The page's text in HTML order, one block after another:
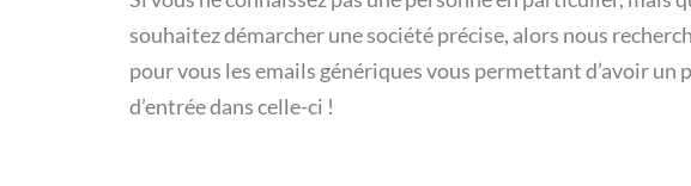
souhaitez démarcher une société précise, alors nous
pour vous les emails génériques vous permettant d’avoir un
d’entrée dans celle-ci !